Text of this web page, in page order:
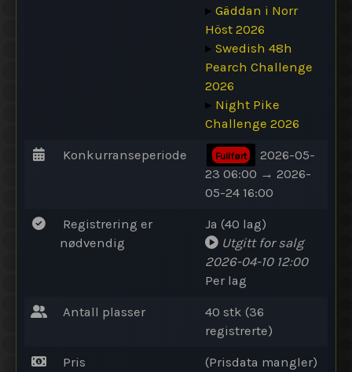
▸ Gäddan i Norr
Höst 2026
▸ Swedish 48h
Pearch Challenge
2026
▸ Night Pike
Challenge 2026
Konkurranseperiode Fullført
2026-05-
23 06:00 → 2026-
05-24 16:00
Registrering er
nødvendig
Ja (40 lag)
Utgitt for salg
2026-04-10 12:00
Per lag
Antall plasser
40 stk (36
registrerte)
Pris
(Prisdata mangler)